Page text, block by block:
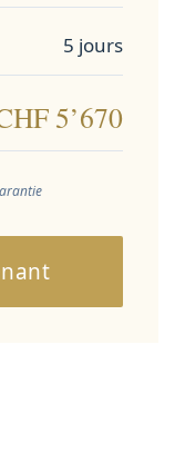
5 jours
5’670